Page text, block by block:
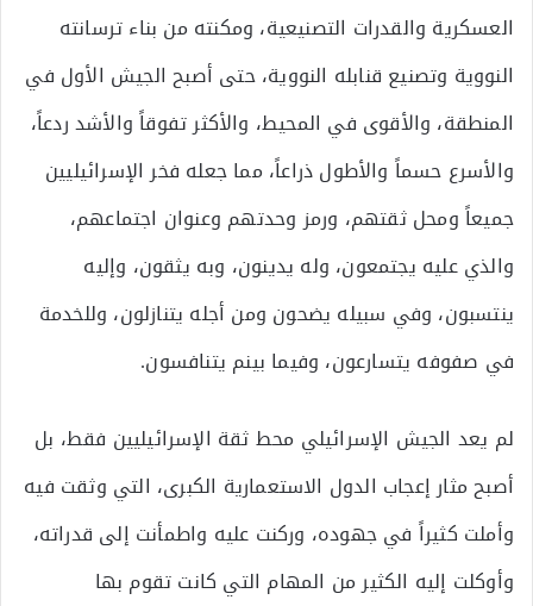
العسكرية والقدرات التصنيعية، ومكنته من بناء ترسانته
النووية وتصنيع قنابله النووية، حتى أصبح الجيش الأول في
المنطقة، والأقوى في المحيط، والأكثر تفوقاً والأشد ردعاً،
والأسرع حسماً والأطول ذراعاً، مما جعله فخر الإسرائيليين
جميعاً ومحل ثقتهم، ورمز وحدتهم وعنوان اجتماعهم،
والذي عليه يجتمعون، وله يدينون، وبه يثقون، وإليه
ينتسبون، وفي سبيله يضحون ومن أجله يتنازلون، وللخدمة
في صفوفه يتسارعون، وفيما بينم يتنافسون.
لم يعد الجيش الإسرائيلي محط ثقة الإسرائيليين فقط، بل
أصبح مثار إعجاب الدول الاستعمارية الكبرى، التي وثقت فيه
وأملت كثيراً في جهوده، وركنت عليه واطمأنت إلى قدراته،
وأوكلت إليه الكثير من المهام التي كانت تقوم بها